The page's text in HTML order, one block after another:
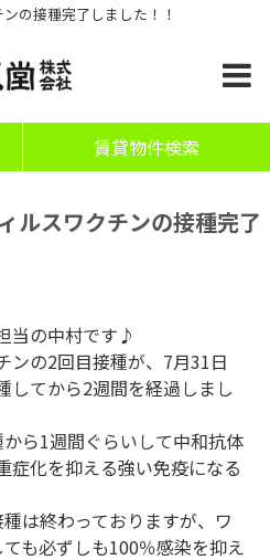
の接種完了しました！！
賃貸物件検索
ルスワクチンの接種完了
当の中村です♪
ンの2回目接種が、7月31日
してから2週間を経過しまし
ら1週間ぐらいして中和抗体
症化を抑える強い免疫になる
は終わっておりますが、ワ
も必ずしも100％感染を抑え